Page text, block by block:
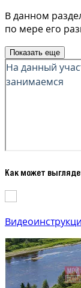
В данном
по мере его
Показать еще
Как может